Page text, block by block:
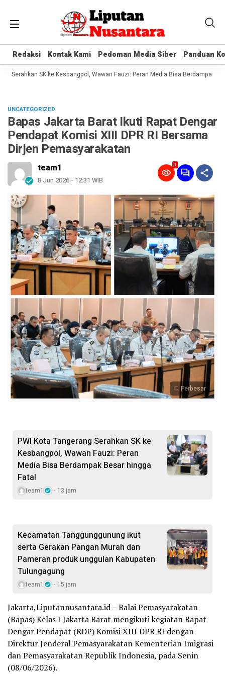
Redaksi Kontak Kami Pedoman Media Siber Panduan
Redaksi Kontak Kami Pedoman Media Siber Panduan
Serahkan SK ke Kesbangpol, Wawan Fauzi: Peran Media Bisa Berdampak
UNCATEGORIZED
Bapas Jakarta Barat Ikuti Rapat Dengar
Pendapat Komisi XIII DPR RI Bersama
Dirjen Pemasyarakatan
team1
8 Jun 2026 - 12:31 WIB
0
Perbesar
PWI Kota Tangerang Serahkan SK ke
Kesbangpol, Wawan Fauzi: Peran
Media Bisa Berdampak Besar hingga
Fatal
team1 13 jam
Kecamatan Tanggunggunung ikut
serta Gerakan Pangan Murah dan
Pameran produk unggulan Kabupaten
Tulungagung
team1 15 jam
Jakarta,Liputannusantara.id – Balai Pemasyarakatan
(Bapas) Kelas I Jakarta Barat mengikuti kegiatan Rapat
Dengar Pendapat (RDP) Komisi XIII DPR RI dengan
Direktur Jenderal Pemasyarakatan Kementerian Imigrasi
dan Pemasyarakatan Republik Indonesia, pada Senin
(08/06/2026).